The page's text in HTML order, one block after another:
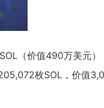
（价值490万美元）
枚SOL，价值